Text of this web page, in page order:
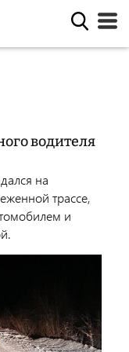
водителя
на
трассе,
и